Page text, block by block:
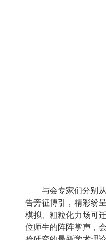
与会专家们分别
告旁征博引，精彩纷
模拟、粗粒化力场可
位师生的阵阵掌声，